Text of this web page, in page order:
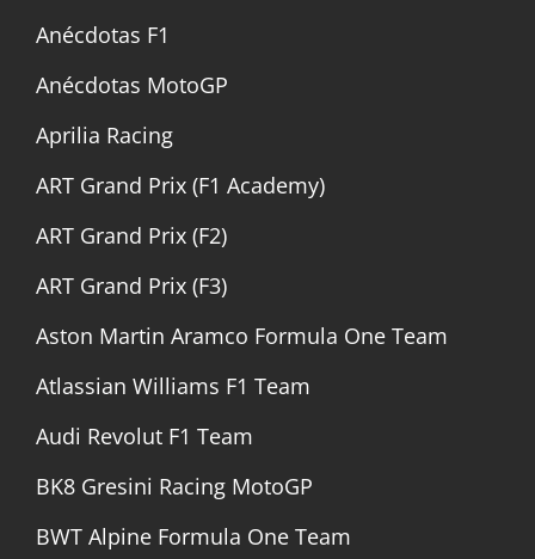
Anécdotas F1
Anécdotas MotoGP
Aprilia Racing
ART Grand Prix (F1 Academy)
ART Grand Prix (F2)
ART Grand Prix (F3)
Aston Martin Aramco Formula One Team
Atlassian Williams F1 Team
Audi Revolut F1 Team
BK8 Gresini Racing MotoGP
BWT Alpine Formula One Team